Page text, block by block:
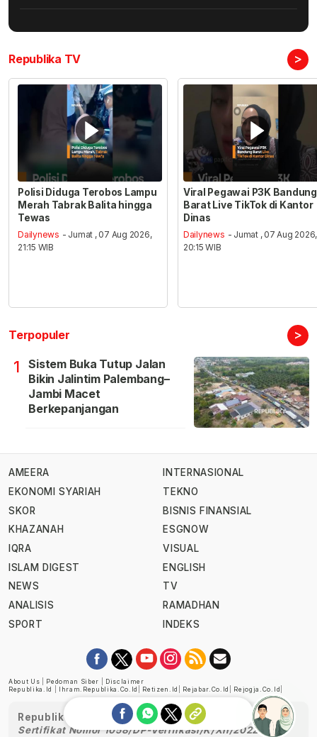
Republika TV >
Polisi Diduga Terobos Lampu
Merah Tabrak Balita hingga
Tewas
Dailynews - Jumat , 07 Aug 2026,
21:15 WIB
Viral Pegawai P3K Bandung
Barat Live TikTok di Kantor
Dinas
Dailynews - Jumat , 07 Aug 2026,
20:15 WIB
Terpopuler >
1
Sistem Buka Tutup Jalan
Bikin Jalintim Palembang–
Jambi Macet
Berkepanjangan
AMEERA
EKONOMI SYARIAH
SKOR
KHAZANAH
IQRA
ISLAM DIGEST
NEWS
ANALISIS
SPORT
INTERNASIONAL
TEKNO
BISNIS FINANSIAL
ESGNOW
VISUAL
ENGLISH
TV
RAMADHAN
INDEKS
About Us Pedoman Siber
Disclaimer
Republika.id
Ihram.republika.co.id Retizen.id Rejabar.co.id Rejogja.co.id
Republika telah diverifikasi oleh Dewan Pers
Sertifikat Nomor 1058/DP-Verifikasi/K/XII/2022